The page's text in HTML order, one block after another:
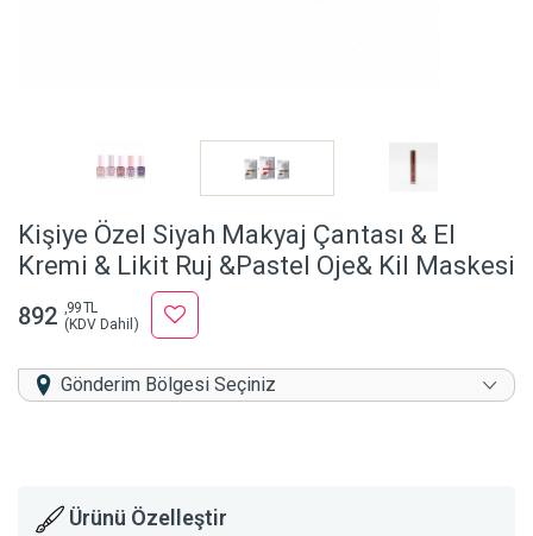
Kişiye Özel Siyah Makyaj Çantası & El
Kremi & Likit Ruj &Pastel Oje& Kil Maskesi
892 ,99 TL
(KDV Dahil)
Gönderim Bölgesi Seçiniz
Ürünü Özelleştir